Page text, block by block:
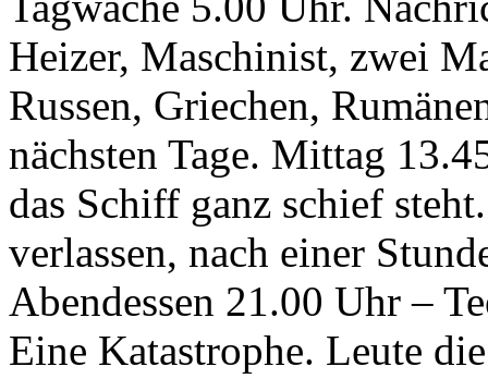
Heizer, Maschinist, zwei
Russen, Griechen,
nächsten Tage. Mittag
das Schiff ganz schief
verlassen, nach einer
Abendessen 21.00 Uhr –
Eine Katastrophe. Leute